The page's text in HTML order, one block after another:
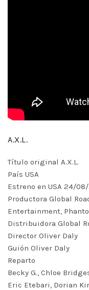
A.X.L.
Título original A.X.L.
País USA
Estreno en USA 24/08/
Productora Global
Entertainment,
Distribuidora Global
Director Oliver Daly
Guión Oliver Daly
Reparto
Becky G., Chloe
Eric Etebari, Dorian